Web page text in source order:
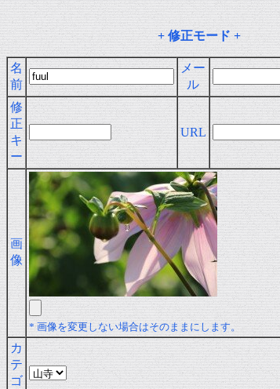
+ 修正モード +
名
前
メー
ル
修
正
キ
ー
URL
画
像
* 画像を変更しない場合はそのままにします。
カ
テ
ゴ